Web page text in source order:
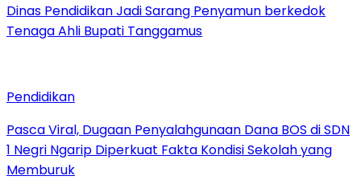
Dinas Pendidikan Jadi Sarang Penyamun berkedok
Tenaga Ahli Bupati Tanggamus
Pendidikan
Pasca Viral, Dugaan Penyalahgunaan Dana BOS di SDN
1 Negri Ngarip Diperkuat Fakta Kondisi Sekolah yang
Memburuk